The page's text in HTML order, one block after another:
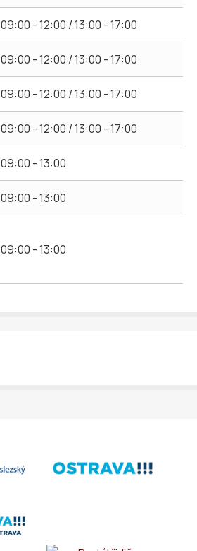
09:00 - 12:00 / 13:00 - 17:00
09:00 - 12:00 / 13:00 - 17:00
09:00 - 12:00 / 13:00 - 17:00
09:00 - 12:00 / 13:00 - 17:00
09:00 - 13:00
09:00 - 13:00
09:00 - 13:00